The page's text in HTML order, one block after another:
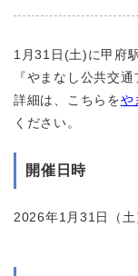
1月31日(土)に甲府
『やまなし公共交
詳細は、こちらをや
ください。
開催日時
2026年1月31日（